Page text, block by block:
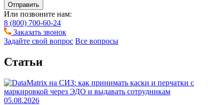
Отправить
Или позвоните нам:
8 (800) 700-60-24
Заказать звонок
Задайте свой вопрос Все вопросы
Статьи
05.08.2026